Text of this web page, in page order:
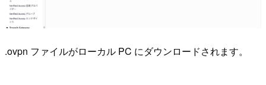
.ovpn ファイルがローカル PC にダウンロードされます。